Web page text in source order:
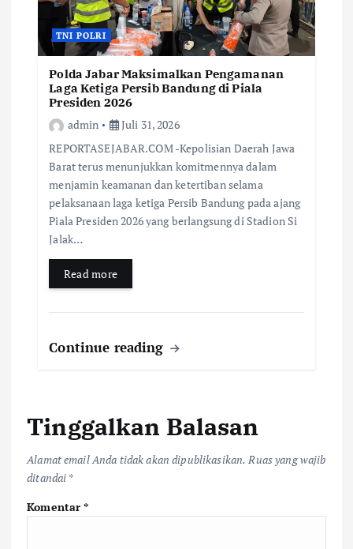
TNI POLRI
Polda Jabar Maksimalkan Pengamanan
Laga Ketiga Persib Bandung di Piala
Presiden 2026
admin
Juli 31, 2026
REPORTASEJABAR.COM -Kepolisian Daerah Jawa
Barat terus menunjukkan komitmennya dalam
menjamin keamanan dan ketertiban selama
pelaksanaan laga ketiga Persib Bandung pada ajang
Piala Presiden 2026 yang berlangsung di Stadion Si
Jalak…
Read more
Continue reading
Tinggalkan Balasan
Alamat email Anda tidak akan dipublikasikan. Ruas yang wajib
ditandai *
Komentar*